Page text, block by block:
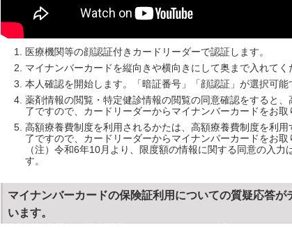
医療機関等の顔認証付きカードリーダーで認証します。
マイナンバーカードを縦向きや横向きにして奥まで入れてく
本人確認を開始します。「暗証番号」「顔認証」が選択可能
薬剤情報の閲覧・特定健診情報の閲覧の同意確認をすると
了ですので、カードリーダーからマイナンバーカードをお取
高額療養費制度を利用されるかたは、高額療養費制度を利
了ですので、カードリーダーからマイナンバーカードをお取
（注）令和6年10月より、限度額の情報に関する同意の入
す。
マイナンバーカードの保険証利用についての質疑応答
います。